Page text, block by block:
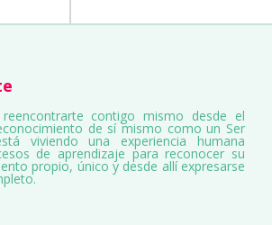
contigo mismo desde el
de sí mismo como un Ser
viviendo una experiencia humana
de aprendizaje para reconocer su
propio, único y desde allí expresarse